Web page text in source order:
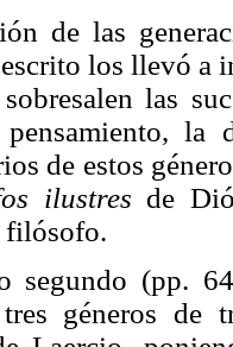
de las
los llevó a
las
pensamiento,
de estos
ilustres de
filósofo.
segundo (pp.
géneros de